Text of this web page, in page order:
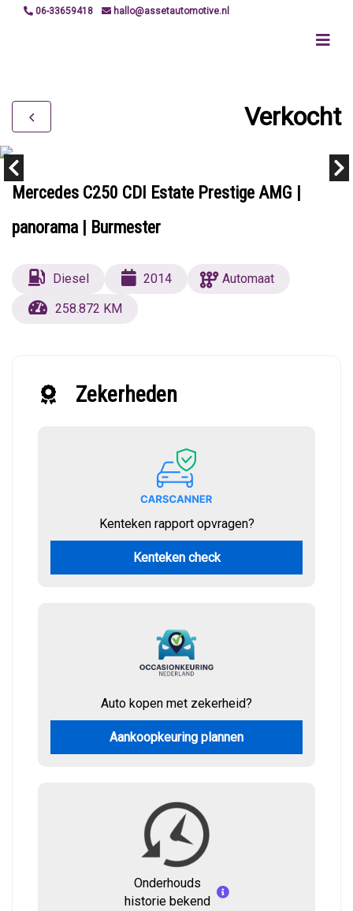
06-33659418 hallo@assetautomotive.nl
Verkocht
Mercedes C250 CDI Estate Prestige AMG |
panorama | Burmester
Diesel 2014
Automaat
258.872 KM
Zekerheden
Kenteken rapport opvragen?
Kenteken check
Auto kopen met zekerheid?
Aankoopkeuring plannen
Onderhouds
historie bekend